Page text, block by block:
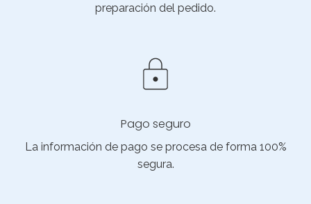
preparación del pedido.
Pago seguro
La información de pago se procesa de forma 100%
segura.